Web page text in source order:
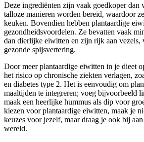
Deze ingrediënten zijn vaak goedkoper dan
talloze manieren worden bereid, waardoor
keuken. Bovendien hebben plantaardige
gezondheidsvoordelen. Ze bevatten vaak
dan dierlijke eiwitten en zijn rijk aan vezels,
gezonde spijsvertering.
Door meer plantaardige eiwitten in je dieet
het risico op chronische ziekten verlagen,
en diabetes type 2. Het is eenvoudig om
maaltijden te integreren; voeg bijvoorbeeld
maak een heerlijke hummus als dip voor
kiezen voor plantaardige eiwitten, maak je
keuzes voor jezelf, maar draag je ook bij
wereld.